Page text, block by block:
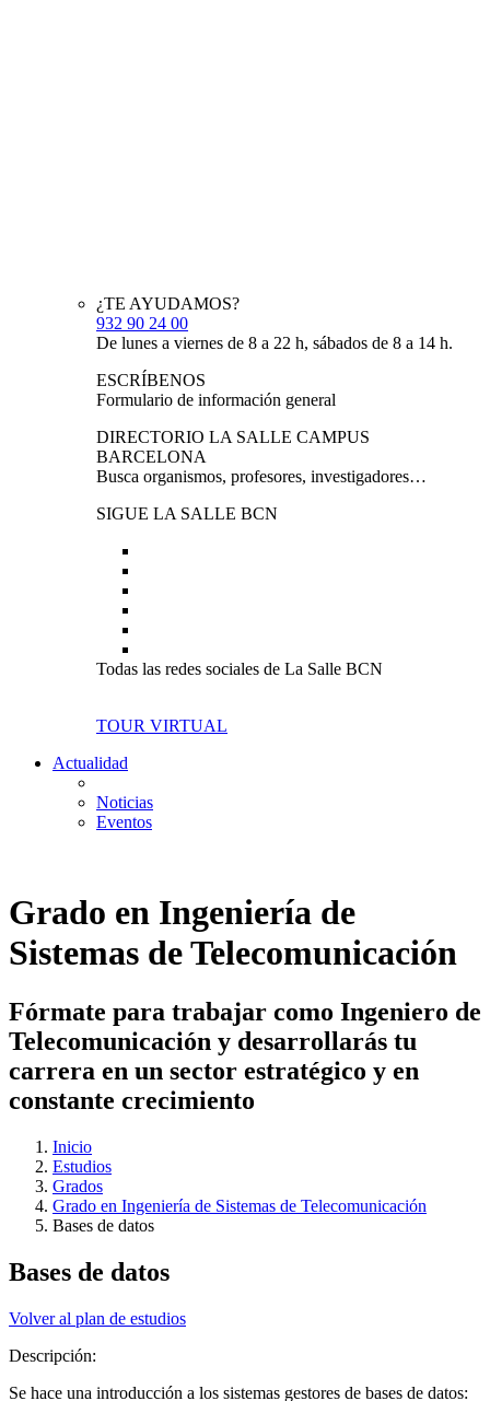
¿TE AYUDAMOS?
932 90 24 00
De lunes a viernes de 8 a 22 h, sábados de 8 a 14 h.
ESCRÍBENOS
Formulario de información general
DIRECTORIO LA SALLE CAMPUS
BARCELONA
Busca organismos, profesores, investigadores…
SIGUE LA SALLE BCN
Todas las redes sociales de La Salle BCN
TOUR VIRTUAL
Actualidad
Noticias
Eventos
Grado en Ingeniería de
Sistemas de Telecomunicación
Fórmate para trabajar como Ingeniero de
Telecomunicación y desarrollarás tu
carrera en un sector estratégico y en
constante crecimiento
Inicio
Estudios
Grados
Grado en Ingeniería de Sistemas de Telecomunicación
Bases de datos
Bases de datos
Volver al plan de estudios
Descripción:
Se hace una introducción a los sistemas gestores de bases de datos: